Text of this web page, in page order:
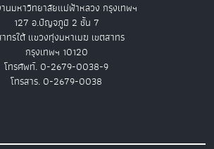
นมหาวิทยาลัยแม่ฟ้าหลวง กรุงเทพฯ
127 อ.ปัญจภูมิ 2 ชั้น 7
ทรใต้ แขวงทุ่งมหาเมฆ เขตสาทร
กรุงเทพฯ 10120
โทรศัพท์. 0-2679-0038-9
โทรสาร. 0-2679-0038